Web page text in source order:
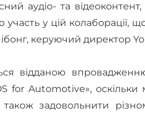
аудіо- та
у цій колаборації,
керуючий директор
відданою
for Automotive»,
задовольнити